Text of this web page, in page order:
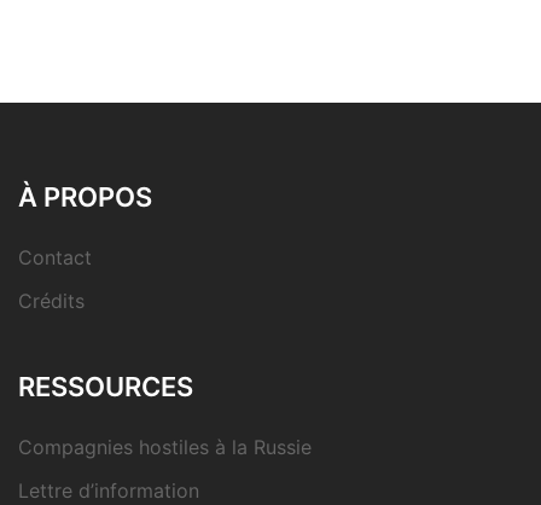
À PROPOS
Contact
Crédits
RESSOURCES
Compagnies hostiles à la Russie
Lettre d’information